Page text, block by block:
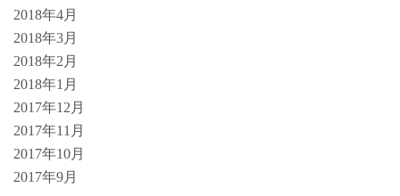
2018年4月
2018年3月
2018年2月
2018年1月
2017年12月
2017年11月
2017年10月
2017年9月